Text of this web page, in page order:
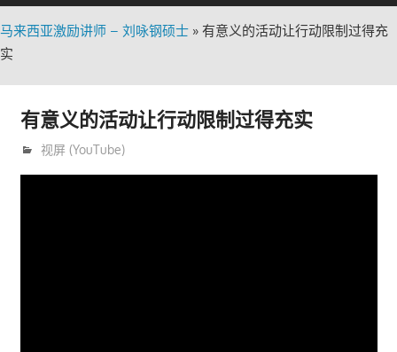
马来西亚激励讲师 – 刘咏钢硕士 » 有意义的活动让行动限制过得充
实
有意义的活动让行动限制过得充实
3月 23, 2020
trainer
视屏 (YouTube)